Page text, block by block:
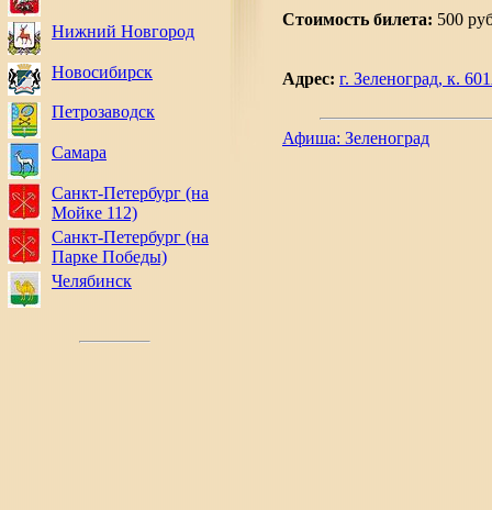
Нижний Новгород
Новосибирск
Петрозаводск
Самара
Санкт-Петербург (на
Мойке 112)
Санкт-Петербург (на
Парке Победы)
Челябинск
Стоимость билета: 500
Адрес: г. Зеленоград, к.
Афиша: Зеленоград